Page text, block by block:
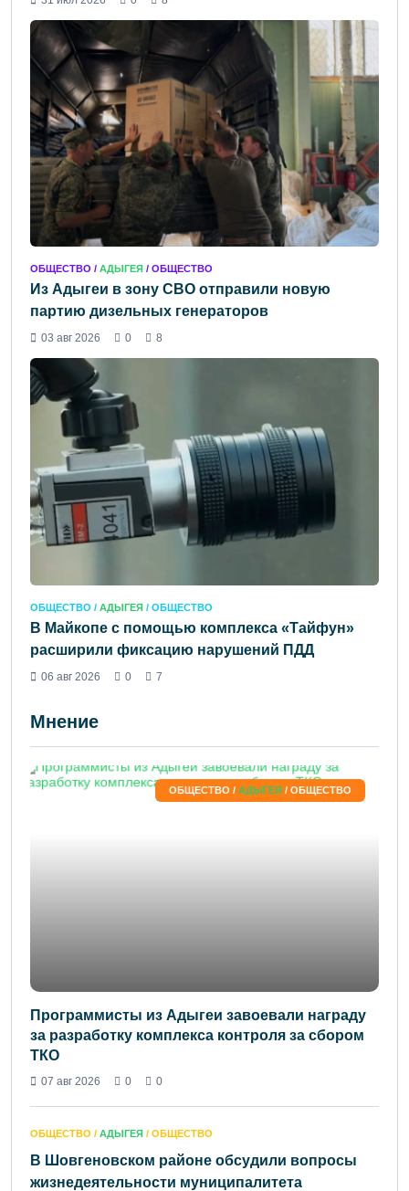
ОБЩЕСТВО / АДЫГЕЯ / ОБЩЕСТВО
Из Адыгеи в зону СВО отправили новую
партию дизельных генераторов
03 авг 2026 0 8
ОБЩЕСТВО / АДЫГЕЯ / ОБЩЕСТВО
В Майкопе с помощью комплекса «Тайфун»
расширили фиксацию нарушений ПДД
06 авг 2026 0 7
Мнение
ОБЩЕСТВО / АДЫГЕЯ / ОБЩЕСТВО
Программисты из Адыгеи завоевали награду
за разработку комплекса контроля за сбором
ТКО
07 авг 2026 0 0
ОБЩЕСТВО / АДЫГЕЯ / ОБЩЕСТВО
В Шовгеновском районе обсудили вопросы
жизнедеятельности муниципалитета